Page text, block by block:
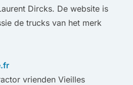
Dircks. De website is
de trucks van het merk
vrienden Vieilles